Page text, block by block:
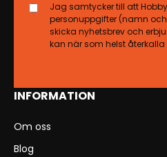
INFORMATION
Om oss
Blog
Jag samtycker till att
personuppgifter (namn
skicka nyhetsbrev och
kan när som helst